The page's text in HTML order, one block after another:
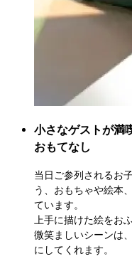
小さなゲストが満
おもてなし
当日ご参列されるお
う、おもちゃや絵本
ています。
上手に描けた絵をお
微笑ましいシーンは
にしてくれます。